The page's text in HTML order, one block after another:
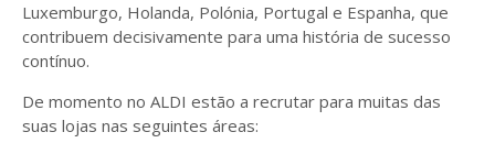
Luxemburgo, Holanda, Polónia, Portugal e Espanha, que
contribuem decisivamente para uma história de sucesso
contínuo.
De momento no ALDI estão a recrutar para muitas das
suas lojas nas seguintes áreas: